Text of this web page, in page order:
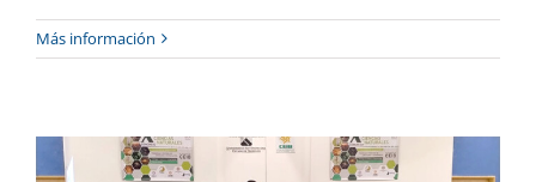
Más información
Presentan estudiantes avances en
investigación del Doctorado en Ciencias